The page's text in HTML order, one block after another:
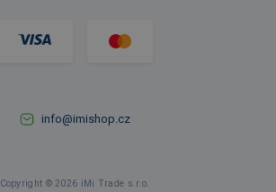
info@imishop.cz
Copyright © 2026 iMi Trade s.r.o.